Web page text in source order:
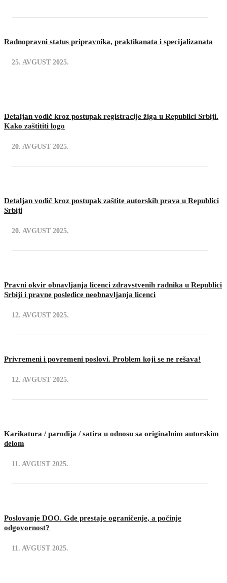
Radnopravni status pripravnika, praktikanata i specijalizanata
25. AVGUST 2025.
Detaljan vodič kroz postupak registracije žiga u Republici Srbiji.
Kako zaštititi logo
20. AVGUST 2025.
Detaljan vodič kroz postupak zaštite autorskih prava u Republici
Srbiji
20. AVGUST 2025.
Pravni okvir obnavljanja licenci zdravstvenih radnika u Republici
Srbiji i pravne posledice neobnavljanja licenci
12. AVGUST 2025.
Privremeni i povremeni poslovi. Problem koji se ne rešava!
12. AVGUST 2025.
Karikatura / parodija / satira u odnosu sa originalnim autorskim
delom
11. AVGUST 2025.
Poslovanje DOO. Gde prestaje ograničenje, a počinje
odgovornost?
11. AVGUST 2025.